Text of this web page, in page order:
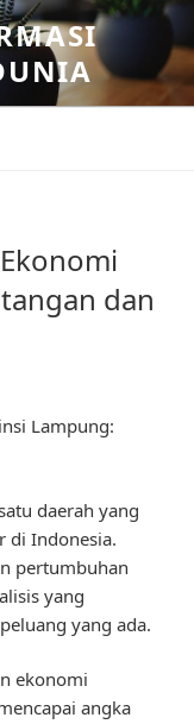
dan
Lampung:
daerah yang
di Indonesia.
pertumbuhan
yang
yang ada.
ekonomi
angka